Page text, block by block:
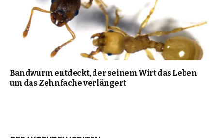
Bandwurm entdeckt, der seinem Wirt das Leben
um das Zehnfache verlängert